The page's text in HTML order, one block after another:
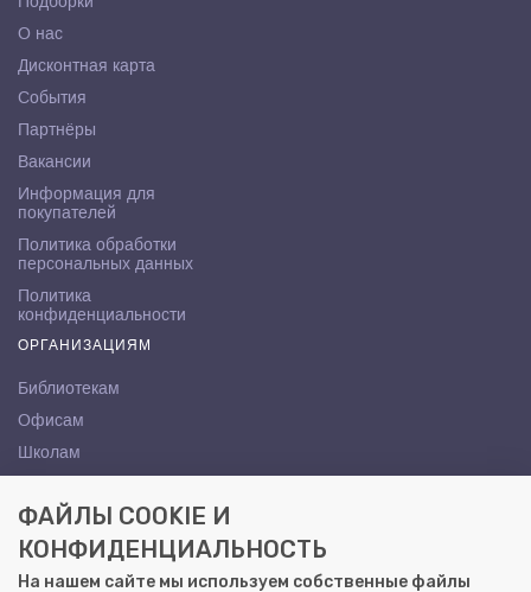
О нас
Дисконтная карта
События
Партнёры
Вакансии
Информация для
покупателей
Политика обработки
персональных данных
Политика
конфиденциальности
ОРГАНИЗАЦИЯМ
Библиотекам
Офисам
Школам
КОНТАКТЫ
Саратов, ул. Осипова, 10А
ФАЙЛЫ COOKIE И
КОНФИДЕНЦИАЛЬНОСТЬ
На нашем сайте мы используем собственные файлы